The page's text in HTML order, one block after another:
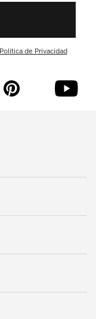
Política de Privacidad
p y